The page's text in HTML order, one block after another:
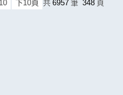
10 下10頁 共 6957 筆 348 頁